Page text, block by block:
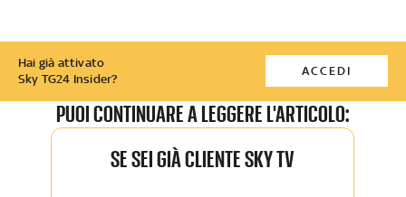
Hai già attivato
Sky TG24 Insider?
ACCEDI
PUOI CONTINUARE A LEGGERE L'ARTICOLO:
SE SEI GIÀ CLIENTE SKY TV